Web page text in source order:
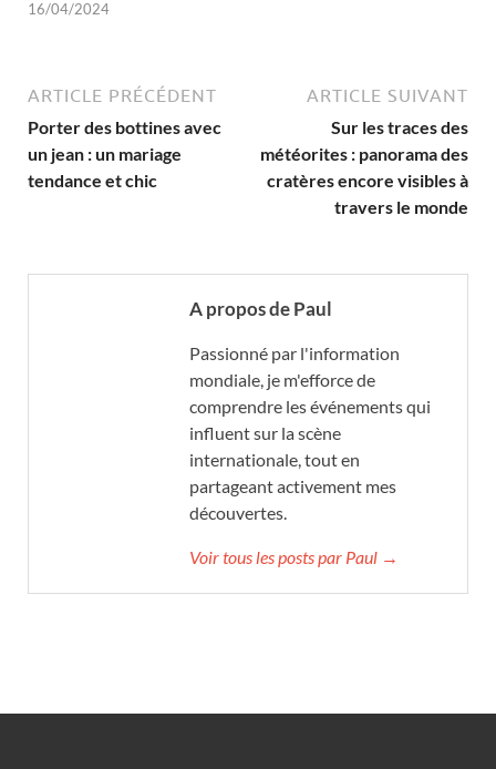
16/04/2024
ARTICLE PRÉCÉDENT
Porter des bottines avec
un jean : un mariage
tendance et chic
ARTICLE SUIVANT
Sur les traces des
météorites : panorama des
cratères encore visibles à
travers le monde
A propos de Paul
Passionné par l'information
mondiale, je m'efforce de
comprendre les événements qui
influent sur la scène
internationale, tout en
partageant activement mes
découvertes.
Voir tous les posts par Paul →